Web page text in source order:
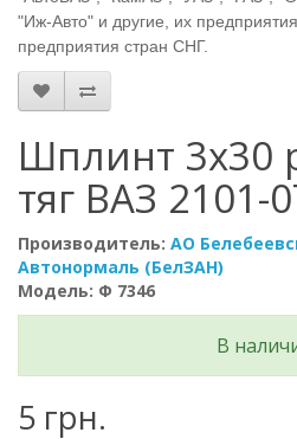
"Иж-Авто" и другие, их
предприятия стран СНГ.
Шплинт 3х30
тяг ВАЗ 2101-
Производитель: АО
Автонормаль (БелЗАН)
Модель: Ф 7346
В
5 грн.